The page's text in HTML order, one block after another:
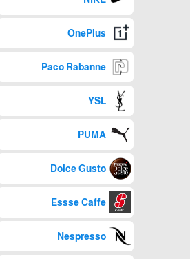
OnePlus
Paco Rabanne
YSL
PUMA
Dolce Gusto
Essse Caffe
Nespresso